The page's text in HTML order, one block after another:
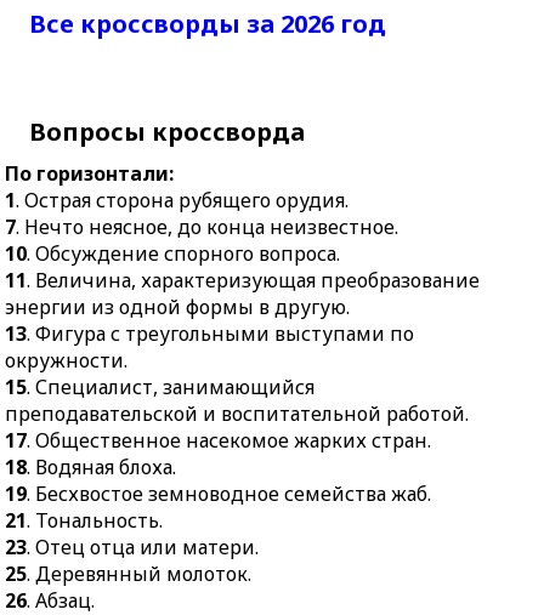
насекомое жарких стран.
жаб.
21.Тональность.
23.Отец отца или
матери.
25.Деревянный
молоток.
26.Абзац.
28.Сложенная у стены
комнатная печь с
широкой открытой
топкой.
29.Отдельное
легкоатлетическое
состязание во время
соревнований.
30.Драгоценный
определённого понятия
какой-нибудь
искусства.
раковин, ванн.
15.Тот, кто
прокладывает новые
пути в какой-либо сфере
деятельности.
в гостинице.
20.Древняя славянская
азбука.
Финляндии,
Все кроссворды за 2026 год
Вопросы кроссворда
По горизонтали:
1. Острая сторона рубящего орудия.
7. Нечто неясное, до конца неизвестное.
10. Обсуждение спорного вопроса.
11. Величина, характеризующая преобразование
энергии из одной формы в другую.
13. Фигура с треугольными выступами по
окружности.
15. Специалист, занимающийся
преподавательской и воспитательной работой.
17. Общественное насекомое жарких стран.
18. Водяная блоха.
19. Бесхвостое земноводное семейства жаб.
21. Тональность.
23. Отец отца или матери.
25. Деревянный молоток.
26. Абзац.